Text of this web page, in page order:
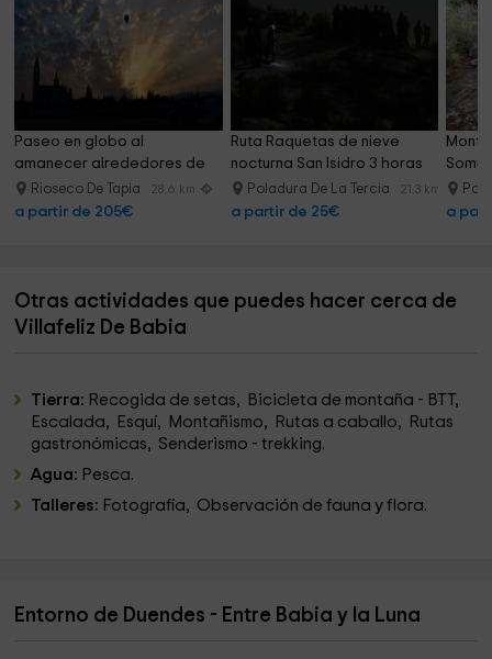
Paseo en globo al
amanecer alrededores de
LeónRioseco De Tapia 28.6 km
a partir de 205€
Ruta Raquetas de nieve
nocturna San Isidro 3 horas
Poladura De La Tercia 21.3 km
a partir de 25€ a
Otras actividades que puedes hacer cerca de
Villafeliz De Babia
Tierra: Recogida de setas, Bicicleta de montaña - BTT,
Escalada, Esquí, Montañismo, Rutas a caballo, Rutas
gastronómicas, Senderismo - trekking.
Agua: Pesca.
Talleres: Fotografía, Observación de fauna y flora.
Entorno de Duendes - Entre Babia y la Luna